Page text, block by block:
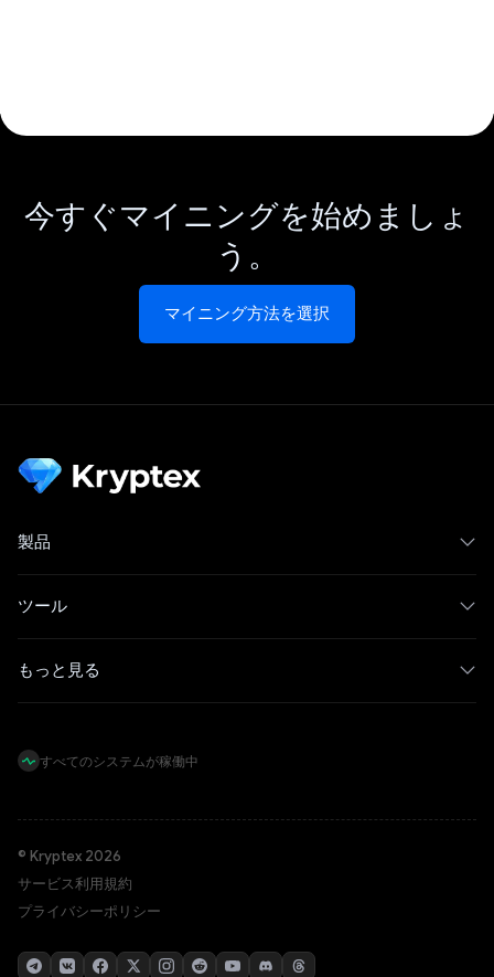
今すぐマイニングを始めましょ
う。
マイニング方法を選択
製品
ツール
もっと見る
すべてのシステムが稼働中
© Kryptex 2026
サービス利用規約
プライバシーポリシー